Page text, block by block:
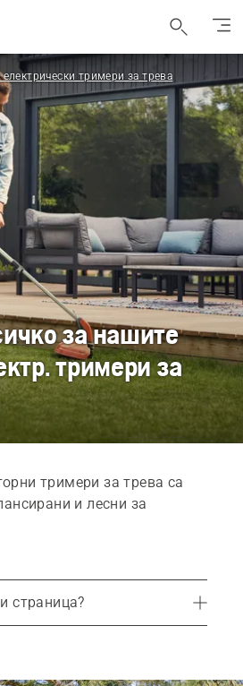
тримери за трева
за нашите
тримери за
тримери за трева са
и лесни за
страница?
продукти